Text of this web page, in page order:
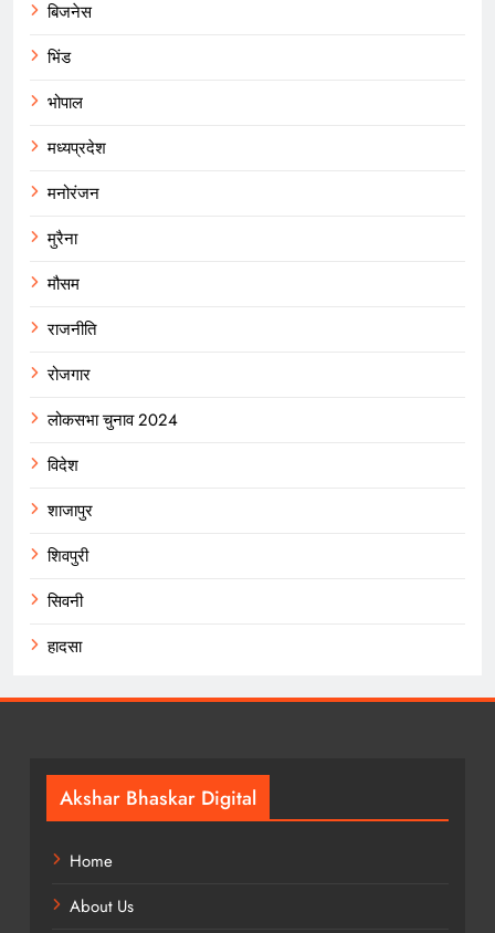
बिजनेस
भिंड
भोपाल
मध्यप्रदेश
मनोरंजन
मुरैना
मौसम
राजनीति
रोजगार
लोकसभा चुनाव 2024
विदेश
शाजापुर
शिवपुरी
सिवनी
हादसा
Akshar Bhaskar Digital
Home
About Us